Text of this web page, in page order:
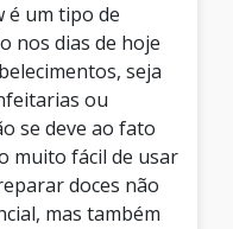
é um tipo de
nos dias de hoje
seja
ou
se deve ao fato
muito fácil de usar
doces não
mas também